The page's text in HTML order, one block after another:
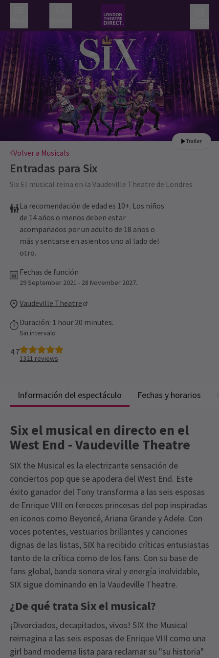
Trailer
Volver a Musicals
Entradas para Six
Six El musical reina en la Vaudeville Theatre de Londres
La recomendación de edad es 10+. Los niños
de 14 años o menos deben estar
acompañados por un adulto de 18 años o
más y sentarse en asientos uno al lado del
otro.
Fechas de función
29 September 2021 - 28 November 2027.
Vaudeville Theatre
Duración: 1 hour 20 minutes.
Sin intervalo
4.7
1321 reviews
Información del espectáculo Fechas y horarios
Six el musical en directo en el
West End - Vaudeville Theatre
SIX the Musical es la electrizante sensación de
conciertos pop que se apodera del West End. Este
éxito ganador del Tony transforma a las seis esposas
de Enrique VIII en feroces princesas del pop inspiradas
en iconos como Beyoncé, Ariana Grande y Adele. Con
voces potentes, vestuarios brillantes y canciones
dignas de las listas, SIX ha recibido críticas entusiastas
tanto de la crítica como de los fans. Con su base de
fans global, banda sonora viral y energía inolvidable,
SIX sigue dominando en la Vaudeville Theatre.
¿De qué trata Six el musical?
¡Divorciados, decapitados, vivos! SIX the Musical
reimagina a las seis esposas de Enrique VIII como una
girl band moderna lista para reclamar su "su historia"